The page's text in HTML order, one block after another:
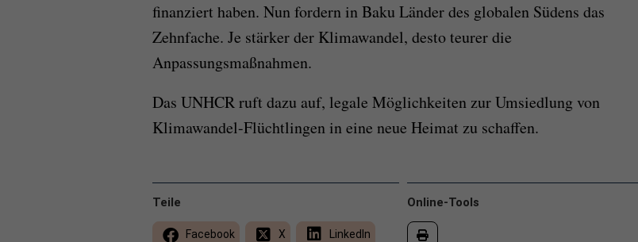
finanziert haben. Nun fordern in Baku Länder des globalen Südens das
Zehnfache. Je stärker der Klimawandel, desto teurer die
Anpassungsmaßnahmen.
Das UNHCR ruft dazu auf, legale Möglichkeiten zur Umsiedlung von
Klimawandel-Flüchtlingen in eine neue Heimat zu schaffen.
Online-Tools
Teile
Facebook X LinkedIn